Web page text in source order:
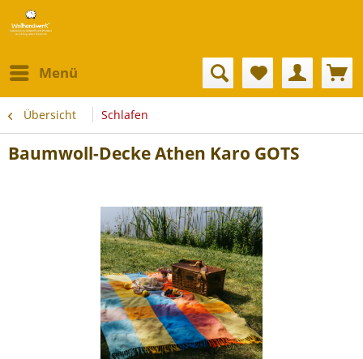
Menü
Übersicht Schlafen
Baumwoll-Decke Athen Karo GOTS